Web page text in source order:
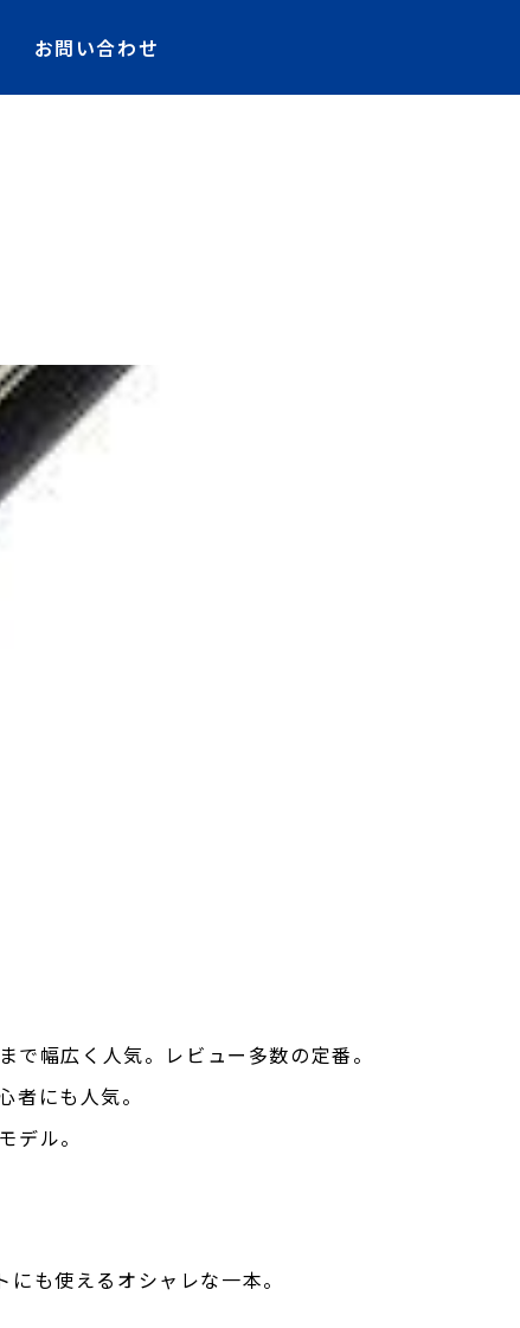
お問い合わせ
幅広く人気。レビュー多数の定番。
にも人気。
デル。
も使えるオシャレな一本。